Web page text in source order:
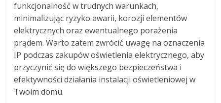
funkcjonalność w trudnych warunkach,
minimalizując ryzyko awarii, korozji elementów
elektrycznych oraz ewentualnego porażenia
prądem. Warto zatem zwrócić uwagę na oznaczenia
IP podczas zakupów oświetlenia elektrycznego, aby
przyczynić się do większego bezpieczeństwa i
efektywności działania instalacji oświetleniowej w
Twoim domu.